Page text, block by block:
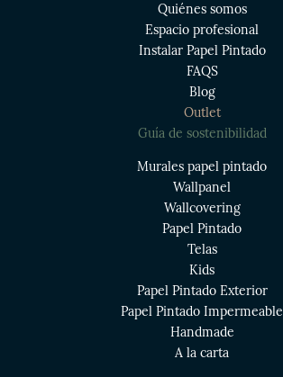
Quiénes somos
Espacio profesional
Instalar Papel Pintado
FAQS
Blog
Outlet
Guía de sostenibilidad
Murales papel pintado
Wallpanel
Wallcovering
Papel Pintado
Telas
Kids
Papel Pintado Exterior
Papel Pintado Impermeable
Handmade
A la carta